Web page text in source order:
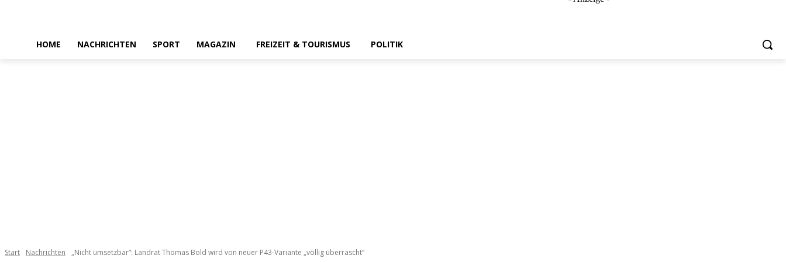
HOME NACHRICHTEN SPORT MAGAZIN FREIZEIT & TOURISMUS POLITIK
Start Nachrichten „Nicht umsetzbar“: Landrat Thomas Bold wird von neuer P43-Variante „völlig überrascht“